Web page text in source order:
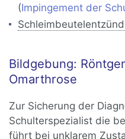
(Impingement der
Bildgebung:
Omarthrose
Zur Sicherung der
Schulterspezialist die
führt bei unklarem